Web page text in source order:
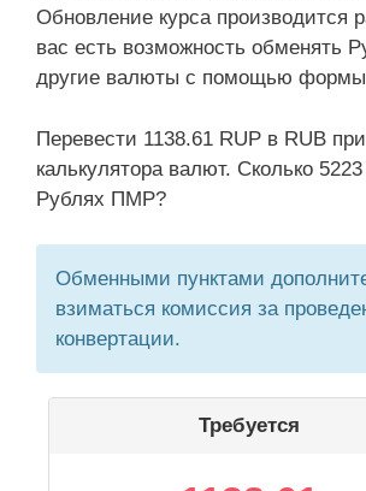
Обновление курса производится
вас есть возможность обменять
другие валюты с помощью формы
Перевести 1138.61 RUP в RUB
калькулятора валют. Сколько
Рублях ПМР?
Обменными пунктами
взиматься комиссия за
конвертации.
Требуется